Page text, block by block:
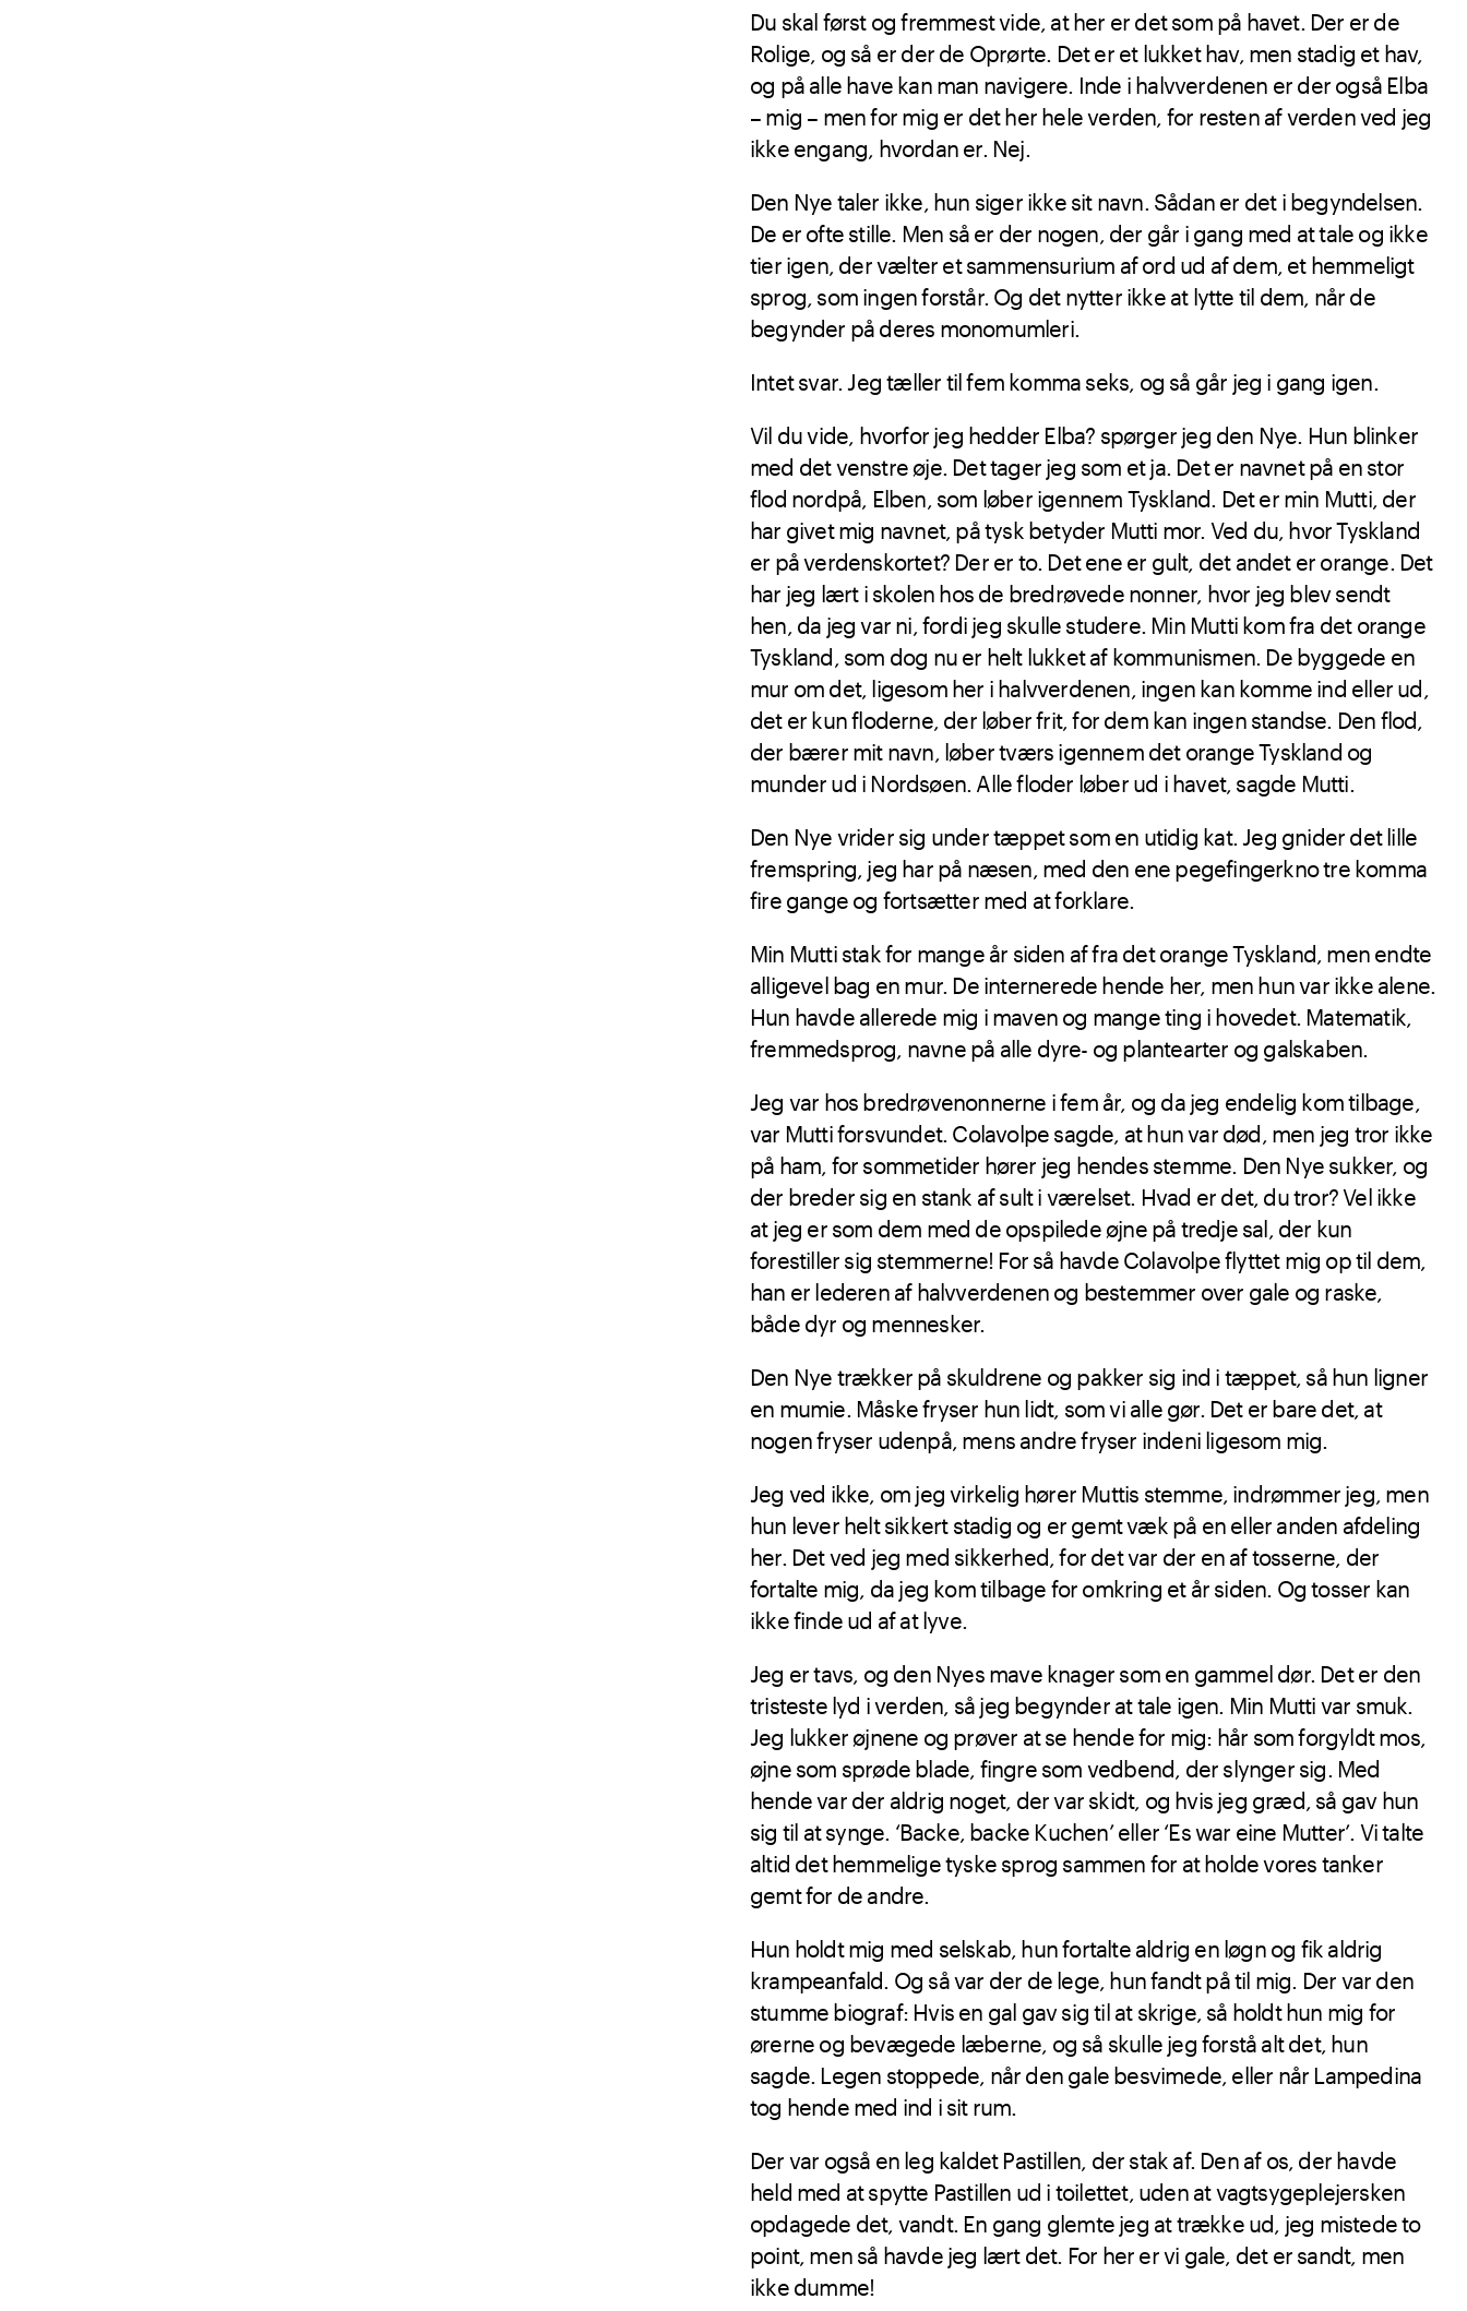
Du skal først og fremmest vide, at her er det som på havet. Der er de
Rolige, og så er der de Oprørte. Det er et lukket hav, men stadig et hav,
og på alle have kan man navigere. Inde i halvverdenen er der også Elba
– mig – men for mig er det her hele verden, for resten af verden ved jeg
ikke engang, hvordan er. Nej.
Den Nye taler ikke, hun siger ikke sit navn. Sådan er det i begyndelsen.
De er ofte stille. Men så er der nogen, der går i gang med at tale og ikke
tier igen, der vælter et sammensurium af ord ud af dem, et hemmeligt
sprog, som ingen forstår. Og det nytter ikke at lytte til dem, når de
begynder på deres monomumleri.
Intet svar. Jeg tæller til fem komma seks, og så går jeg i gang igen.
Vil du vide, hvorfor jeg hedder Elba? spørger jeg den Nye. Hun blinker
med det venstre øje. Det tager jeg som et ja. Det er navnet på en stor
flod nordpå, Elben, som løber igennem Tyskland. Det er min Mutti, der
har givet mig navnet, på tysk betyder Mutti mor. Ved du, hvor Tyskland
er på verdenskortet? Der er to. Det ene er gult, det andet er orange. Det
har jeg lært i skolen hos de bredrøvede nonner, hvor jeg blev sendt
hen, da jeg var ni, fordi jeg skulle studere. Min Mutti kom fra det orange
Tyskland, som dog nu er helt lukket af kommunismen. De byggede en
mur om det, ligesom her i halvverdenen, ingen kan komme ind eller ud,
det er kun floderne, der løber frit, for dem kan ingen standse. Den flod,
der bærer mit navn, løber tværs igennem det orange Tyskland og
munder ud i Nordsøen. Alle floder løber ud i havet, sagde Mutti.
Den Nye vrider sig under tæppet som en utidig kat. Jeg gnider det lille
fremspring, jeg har på næsen, med den ene pegefingerkno tre komma
fire gange og fortsætter med at forklare.
Min Mutti stak for mange år siden af fra det orange Tyskland, men endte
alligevel bag en mur. De internerede hende her, men hun var ikke alene.
Hun havde allerede mig i maven og mange ting i hovedet. Matematik,
fremmedsprog, navne på alle dyre- og plantearter og galskaben.
Jeg var hos bredrøvenonnerne i fem år, og da jeg endelig kom tilbage,
var Mutti forsvundet. Colavolpe sagde, at hun var død, men jeg tror ikke
på ham, for sommetider hører jeg hendes stemme. Den Nye sukker, og
der breder sig en stank af sult i værelset. Hvad er det, du tror? Vel ikke
at jeg er som dem med de opspilede øjne på tredje sal, der kun
forestiller sig stemmerne! For så havde Colavolpe flyttet mig op til dem,
han er lederen af halvverdenen og bestemmer over gale og raske,
både dyr og mennesker.
Den Nye trækker på skuldrene og pakker sig ind i tæppet, så hun ligner
en mumie. Måske fryser hun lidt, som vi alle gør. Det er bare det, at
nogen fryser udenpå, mens andre fryser indeni ligesom mig.
Jeg ved ikke, om jeg virkelig hører Muttis stemme, indrømmer jeg, men
hun lever helt sikkert stadig og er gemt væk på en eller anden afdeling
her. Det ved jeg med sikkerhed, for det var der en af tosserne, der
fortalte mig, da jeg kom tilbage for omkring et år siden. Og tosser kan
ikke finde ud af at lyve.
Jeg er tavs, og den Nyes mave knager som en gammel dør. Det er den
tristeste lyd i verden, så jeg begynder at tale igen. Min Mutti var smuk.
Jeg lukker øjnene og prøver at se hende for mig: hår som forgyldt mos,
øjne som sprøde blade, fingre som vedbend, der slynger sig. Med
hende var der aldrig noget, der var skidt, og hvis jeg græd, så gav hun
sig til at synge. ‘Backe, backe Kuchen’ eller ‘Es war eine Mutter’. Vi talte
altid det hemmelige tyske sprog sammen for at holde vores tanker
gemt for de andre.
Hun holdt mig med selskab, hun fortalte aldrig en løgn og fik aldrig
krampeanfald. Og så var der de lege, hun fandt på til mig. Der var den
stumme biograf: Hvis en gal gav sig til at skrige, så holdt hun mig for
ørerne og bevægede læberne, og så skulle jeg forstå alt det, hun
sagde. Legen stoppede, når den gale besvimede, eller når Lampedina
tog hende med ind i sit rum.
Der var også en leg kaldet Pastillen, der stak af. Den af os, der havde
held med at spytte Pastillen ud i toilettet, uden at vagtsygeplejersken
opdagede det, vandt. En gang glemte jeg at trække ud, jeg mistede to
point, men så havde jeg lært det. For her er vi gale, det er sandt, men
ikke dumme!